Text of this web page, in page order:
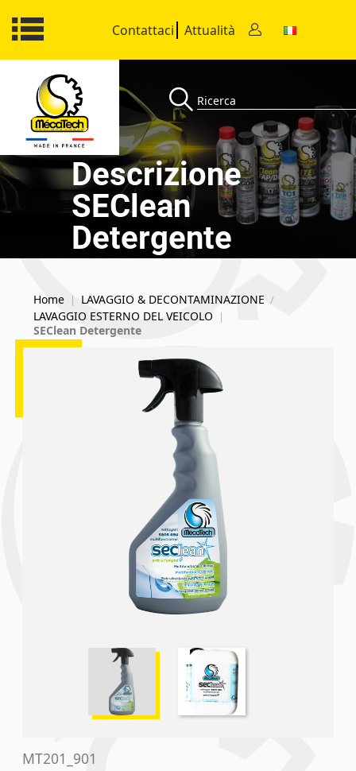
Contattaci Attualità
Descrizione
SEClean
Detergente
Home | LAVAGGIO & DECONTAMINAZIONE /
LAVAGGIO ESTERNO DEL VEICOLO |
SEClean Detergente
MT201_901